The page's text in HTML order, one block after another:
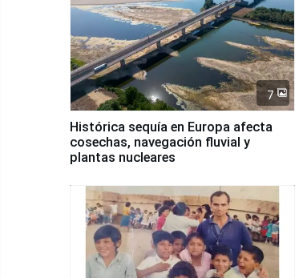
7
Histórica sequía en Europa afecta
cosechas, navegación fluvial y
plantas nucleares